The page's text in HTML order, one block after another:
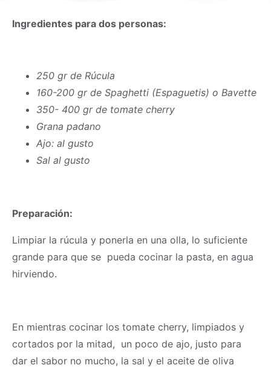
Ingredientes para dos personas:
250 gr de Rúcula
160-200 gr de Spaghetti (Espaguetis) o Bavette
350- 400 gr de tomate cherry
Grana padano
Ajo: al gusto
Sal al gusto
Preparación:
Limpiar la rúcula y ponerla en una olla, lo suficiente
grande para que se pueda cocinar la pasta, en agua
hirviendo.
En mientras cocinar los tomate cherry, limpiados y
cortados por la mitad, un poco de ajo, justo para
dar el sabor no mucho, la sal y el aceite de oliva